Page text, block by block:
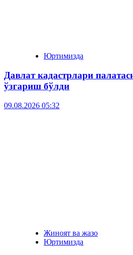
Юртимизда
Давлат кадастрлари
ўзгариш бўлди
09.08.2026 05:32
Жиноят ва жазо
Юртимизда